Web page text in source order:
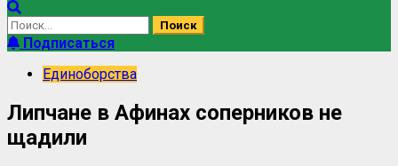
Подписаться
Единоборства
Липчане в Афинах соперников не
щадили